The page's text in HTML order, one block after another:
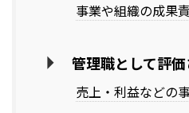
事業や組織の成果
管理職として評
売上・利益などの